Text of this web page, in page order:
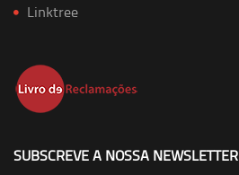
Linktree
SUBSCREVE A NOSSA NEWSLETTER